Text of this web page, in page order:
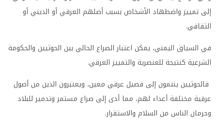
إلى تمييز واضطهاد الأشخاص بسبب أصلهم العرقي أو الديني أو
الثقافي.
في السياق اليمني، يمكن اعتبار الصراع الحالي بين الحوثيين والحكومة
الشرعية كنتيجة للعنصرية والتمييز العرقي.
فالحوثيين ينتمون إلى فصيل عرقي معين، ويعتبرون الذين من أصول
عرقية مختلفة أعداء لهم، مما أدى إلى صراع مستمر وتدمير للبلاد
وحرمان الناس من السلام والاستقرار.